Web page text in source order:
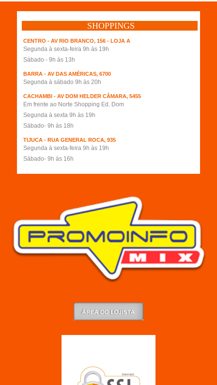
SHOPPINGS
CENTRO - AV RIO BRANCO, 156 - LOJA A
Segunda à sexta-feira 9h às 19h
Sábado - 9h às 13h
BARRA - AV DAS AMÉRICAS, 6700
Segunda à sábado 9h às 20h
CACHAMBI - AV DOM HELDER CÂMARA, 5455
Em frente ao Norte Shopping Ed. Dom
Segunda à sexta 9h às 19h
Sábado- 9h às 18h
TIJUCA - RUA GENERAL ROCA, 935
Segunda à sexta-feira 9h às 19h
Sábado- 9h às 16h